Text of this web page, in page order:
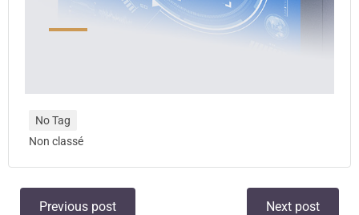
No Tag
Non classé
Previous post Next post